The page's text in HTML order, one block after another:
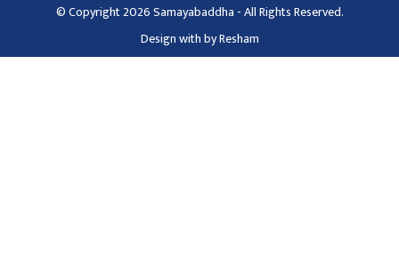
© Copyright 2026 Samayabaddha - All Rights Reserved.
Design withbyResham